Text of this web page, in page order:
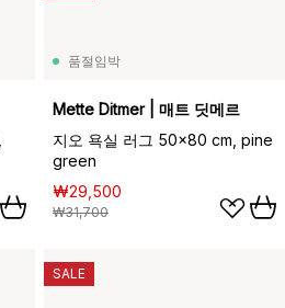
품절임박
Mette Ditmer | 매트 딧메르
지오 욕실 러그 50x80 cm, pine
green
₩29,500
₩31,700
SALE